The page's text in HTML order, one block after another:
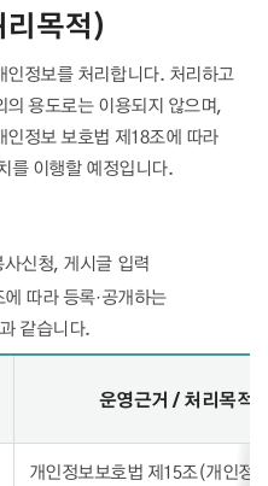
목적)
정보를 처리합니다. 처리하고
용도로는 이용되지 않으며,
정보 보호법 제18조에 따라
를 이행할 예정입니다.
신청, 게시글 입력
따라 등록·공개하는
같습니다.
운영근거 / 처리목적
개인정보보호법 제15조(개인정